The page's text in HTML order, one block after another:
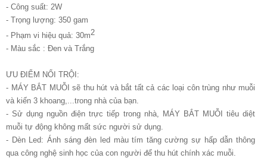
- Công suất: 2W
- Trọng lượng: 350 gam
- Phạm vi hiệu quả: 30m2
- Màu sắc : Đen và Trắng
ƯU ĐIỂM NỔI TRỘI:
- MÁY BẮT MUỖI sẽ thu hút và bắt tất cả các loại côn trùng như muỗi
và kiến 3 khoang,...trong nhà của bạn.
- Sử dụng nguồn điện trực tiếp trong nhà, MÁY BẮT MUỖI tiêu diệt
muỗi tự động không mất sức người sử dụng.
- Dèn Led: Ánh sáng đèn led màu tím tăng cường sự hấp dẫn thông
qua công nghệ sinh học của con người để thu hút chính xác muỗi.